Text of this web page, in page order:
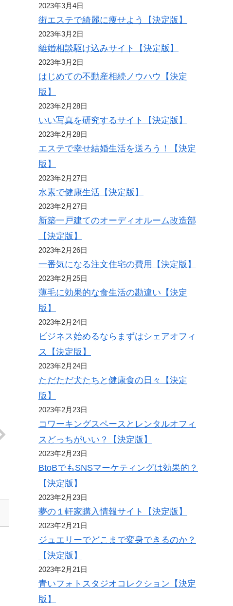
2023年3月4日
街エステで綺麗に痩せよう【決定版】
2023年3月2日
離婚相談駆け込みサイト【決定版】
2023年3月2日
はじめての不動産相続ノウハウ【決定
版】
2023年2月28日
いい写真を研究するサイト【決定版】
2023年2月28日
エステで幸せ結婚生活を送ろう！【決定
版】
2023年2月27日
水素で健康生活【決定版】
2023年2月27日
新築一戸建てのオーディオルーム改造部
【決定版】
2023年2月26日
一番気になる注文住宅の費用【決定版】
2023年2月25日
薄毛に効果的な食生活の勘違い【決定
版】
2023年2月24日
ビジネス始めるならまずはシェアオフィ
ス【決定版】
2023年2月24日
ただただ犬たちと健康食の日々【決定
版】
2023年2月23日
コワーキングスペースとレンタルオフィ
スどっちがいい？【決定版】
2023年2月23日
BtoBでもSNSマーケティングは効果的？
【決定版】
2023年2月23日
夢の１軒家購入情報サイト【決定版】
2023年2月21日
ジュエリーでどこまで変身できるのか？
【決定版】
2023年2月21日
青いフォトスタジオコレクション【決定
版】